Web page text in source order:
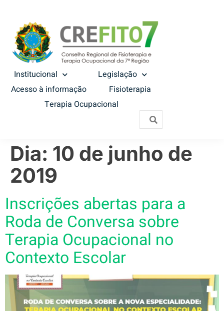
Institucional
Legislação
Acesso à informação
Fisioterapia
Terapia Ocupacional
Dia: 10 de junho de
2019
Inscrições abertas para a
Roda de Conversa sobre
Terapia Ocupacional no
Contexto Escolar